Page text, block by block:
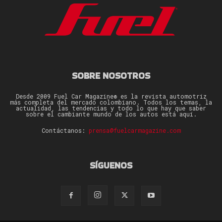
SOBRE NOSOTROS
Desde 2009 Fuel Car Magazine® es la revista automotriz
más completa del mercado colombiano. Todos los temas, la
actualidad, las tendencias y todo lo que hay que saber
sobre el cambiante mundo de los autos está aquí.
Contáctanos: prensa@fuelcarmagazine.com
SÍGUENOS